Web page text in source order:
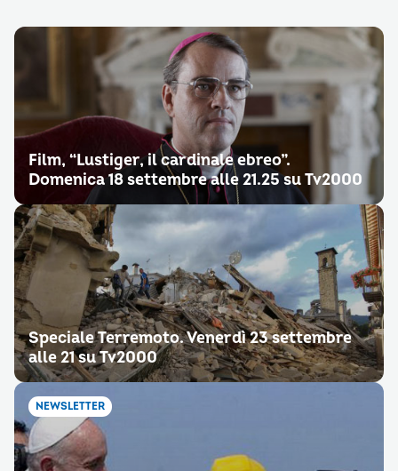
Film, “Lustiger, il cardinale ebreo”.
Domenica 18 settembre alle 21.25 su Tv2000
Speciale Terremoto. Venerdì 23 settembre
alle 21 su Tv2000
NEWSLETTER